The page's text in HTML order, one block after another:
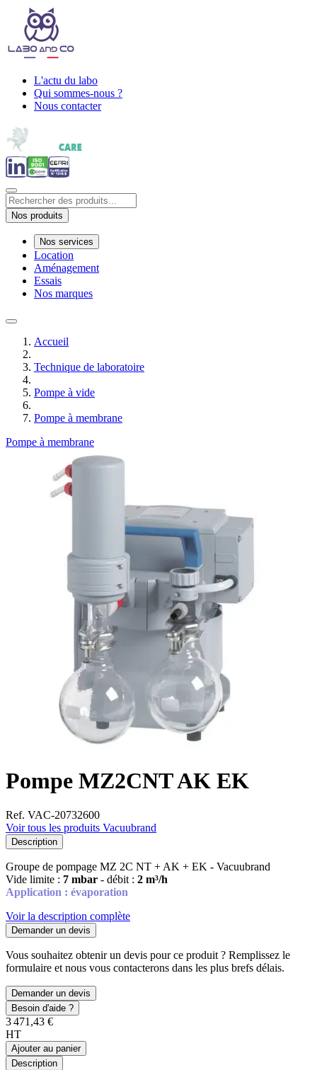
L'actu du labo
Qui sommes-nous ?
Nous contacter
Nos produits
Nos services
Location
Aménagement
Essais
Nos marques
Accueil
Technique de laboratoire
Pompe à vide
Pompe à membrane
Pompe à membrane
Pompe MZ2CNT AK EK
Ref. VAC-20732600
Voir tous les produits Vacuubrand
Description
Groupe de pompage MZ 2C NT + AK + EK - Vacuubrand
Vide limite : 7 mbar - débit : 2 m³/h
Application : évaporation
Voir la description complète
Demander un devis
Vous souhaitez obtenir un devis pour ce produit ? Remplissez le
formulaire et nous vous contacterons dans les plus brefs délais.
Demander un devis
Besoin d'aide ?
3 471,43 €
HT
Ajouter au panier
Description